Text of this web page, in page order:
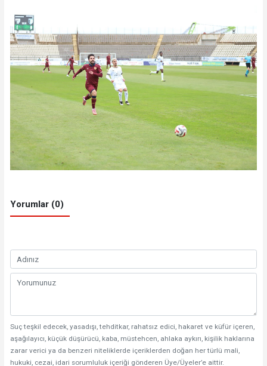
Yorumlar (0)
Suç teşkil edecek, yasadışı, tehditkar, rahatsız edici, hakaret ve küfür içeren,
aşağılayıcı, küçük düşürücü, kaba, müstehcen, ahlaka aykırı, kişilik haklarına
zarar verici ya da benzeri niteliklerde içeriklerden doğan her türlü mali,
hukuki, cezai, idari sorumluluk içeriği gönderen Üye/Üyeler’e aittir.